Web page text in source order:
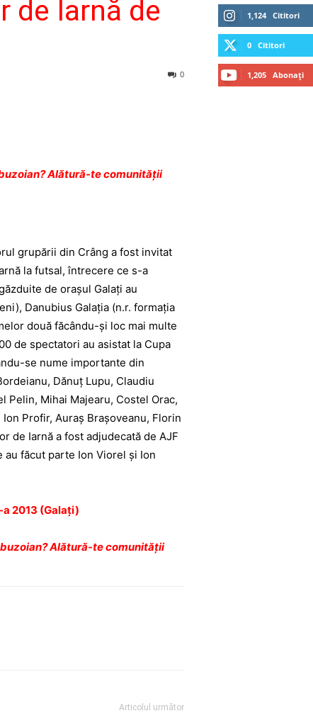
de Iarnă de
0
Alătură-te comunității
grupării din Crâng a fost invitat
la futsal, întrecere ce s-a
de oraşul Galaţi au
Danubius Galaţia (n.r. formaţia
două făcându-şi loc mai multe
de spectatori au asistat la Cupa
se nume importante din
Dănuţ Lupu, Claudiu
Pelin, Mihai Majearu, Costel Orac,
Profir, Auraş Braşoveanu, Florin
de Iarnă a fost adjudecată de AJF
au făcut parte Ion Viorel şi Ion
2013 (Galaţi)
Alătură-te comunității
Articolul următor
1,124 Cititori
0 Cititori
1,205 Abonați